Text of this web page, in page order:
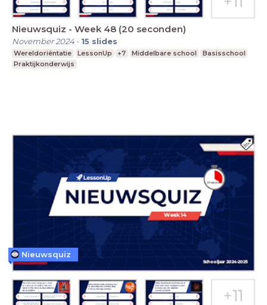
Nieuwsquiz - Week 48 (20 seconden)
November 2024- 15 slides
Wereldoriëntatie LessonUp +7 Middelbare school
Basisschool
Praktijkonderwijs
Nieuwsquiz